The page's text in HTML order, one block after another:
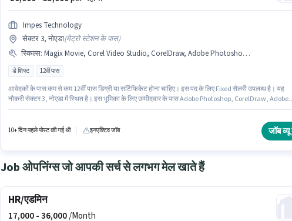
Impes Technology
सेक्टर 3, नोएडा(मेट्रो स्टेशन के पास)
स्किल्स: Magix Movie, Corel Video Studio, CorelDraw, Adobe Photoshop, Adobe Premiere Pro
डे शिफ्ट 12वीं पास
आवेदकों के पास कम से कम 12वीं पास डिग्री या सर्टिफिकेट होना चाहिए। इस पद के लिए Fixed सैलरी उपलब्ध है। यह
नौकरी सेक्टर 3, नोएडा में स्थित है। इस भूमिका के लिए उम्मीदवार के पास Adobe Photoshop, CorelDraw, Adobe
हायर कर रहा है।
10+ दिन पहले पोस्ट की गई थी इनएक्टिव जॉब जॉब
Job ओपनिंग्स जो आपकी सर्च से लगभग मेल खाते हैं
HR/एडमिन
17,000 -36,000/Month